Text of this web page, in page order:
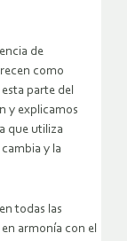
de
como
parte del
y explicamos
que utiliza
y la
todas las
armonía con el